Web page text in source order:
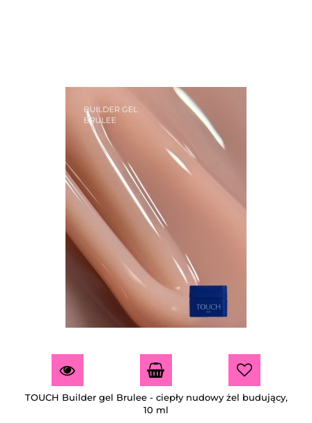
TOUCH Builder gel Brulee - ciepły nudowy żel budujący,
10 ml